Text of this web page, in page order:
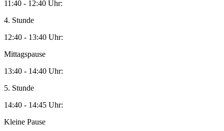
11:40 - 12:40 Uhr:
4. Stunde
12:40 - 13:40 Uhr:
Mittagspause
13:40 - 14:40 Uhr:
5. Stunde
14:40 - 14:45 Uhr:
Kleine Pause